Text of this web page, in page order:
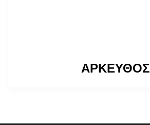
ΑΡΚΕΥΘΟΣ